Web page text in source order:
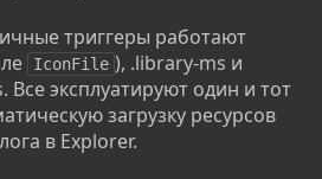
триггеры работают
IconFile ), .library-ms и
Все эксплуатируют один и тот
загрузку ресурсов
в Explorer.